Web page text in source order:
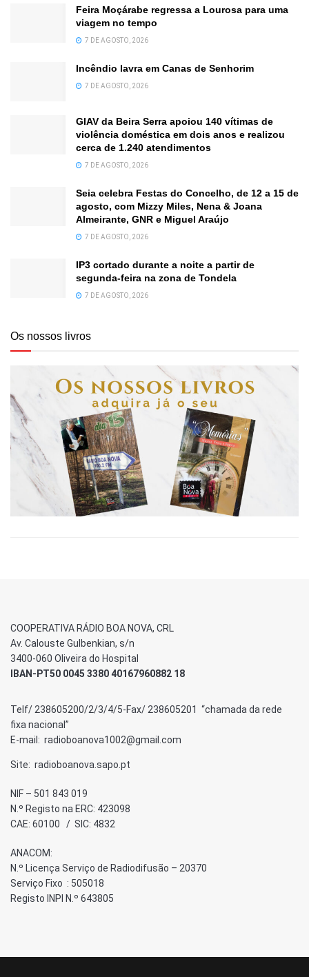
Feira Moçárabe regressa a Lourosa para uma
viagem no tempo
7 DE AGOSTO, 2026
Incêndio lavra em Canas de Senhorim
7 DE AGOSTO, 2026
GIAV da Beira Serra apoiou 140 vítimas de
violência doméstica em dois anos e realizou
cerca de 1.240 atendimentos
7 DE AGOSTO, 2026
Seia celebra Festas do Concelho, de 12 a 15 de
agosto, com Mizzy Miles, Nena & Joana
Almeirante, GNR e Miguel Araújo
7 DE AGOSTO, 2026
IP3 cortado durante a noite a partir de
segunda-feira na zona de Tondela
7 DE AGOSTO, 2026
Os nossos livros
COOPERATIVA RÁDIO BOA NOVA, CRL
Av. Calouste Gulbenkian, s/n
3400-060 Oliveira do Hospital
IBAN-PT50 0045 3380 40167960882 18
Telf/ 238605200/2/3/4/5-Fax/ 238605201 “chamada da rede
fixa nacional”
E-mail: radioboanova1002@gmail.com
Site: radioboanova.sapo.pt
NIF – 501 843 019
N.º Registo na ERC: 423098
CAE: 60100 / SIC: 4832
ANACOM:
N.º Licença Serviço de Radiodifusão – 20370
Serviço Fixo : 505018
Registo INPI N.º 643805